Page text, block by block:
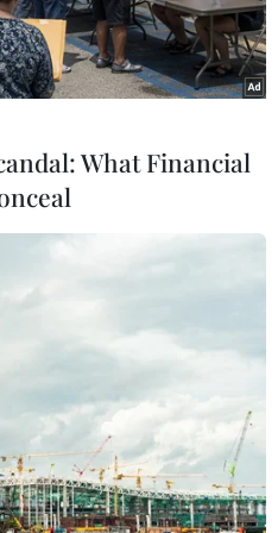
nắng nóng tại Nagoya (Nhật
TTXVN)
Bản đã thông qua kế
với mục tiêu đến năm
What Financial